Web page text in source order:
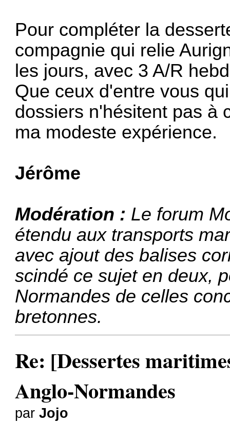
Pour compléter la
compagnie qui relie
les jours, avec 3 A/R
Que ceux d'entre vous
dossiers n'hésitent pas à
ma modeste expérience.
Jérôme
Modération : Le forum
étendu aux transports
avec ajout des balises
scindé ce sujet en deux,
Normandes de celles
bretonnes.
Re: [Dessertes
Anglo-Normandes
parJojo